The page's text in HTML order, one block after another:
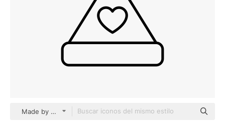
Made by Made Lineal